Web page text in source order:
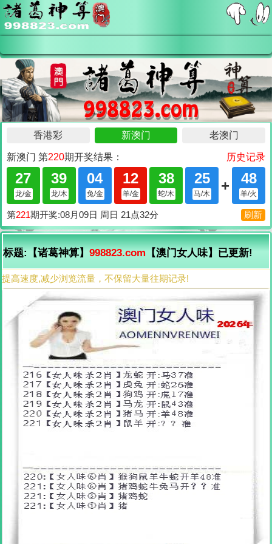
标题:【诸葛神算】 998823.com 【澳门女人味】已更新!
提高速度,减少浏览流量，不保留大量往期记录!